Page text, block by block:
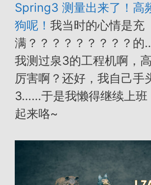
Spring3 测量出来了！高
狗呢！ 我当时的心情是充
满？？？？？？？？？
我测过泉3的工程机啊，
厉害啊？还好，我自己手
3……于是我懒得继续上班
起来咯~